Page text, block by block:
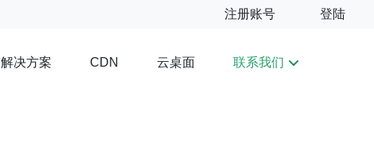
注册账号 登陆
解决方案 CDN 云桌面 联系我们